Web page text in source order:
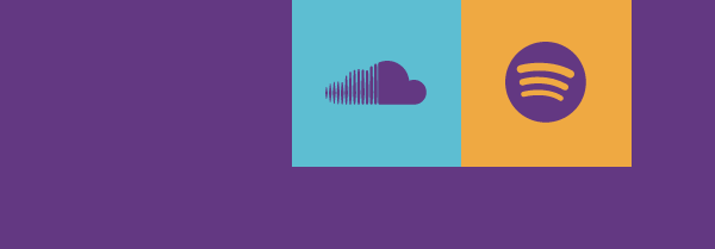
FacebookInstagram